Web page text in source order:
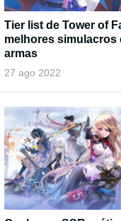
Tier list de Tower of
melhores simulacros
armas
27 ago 2022